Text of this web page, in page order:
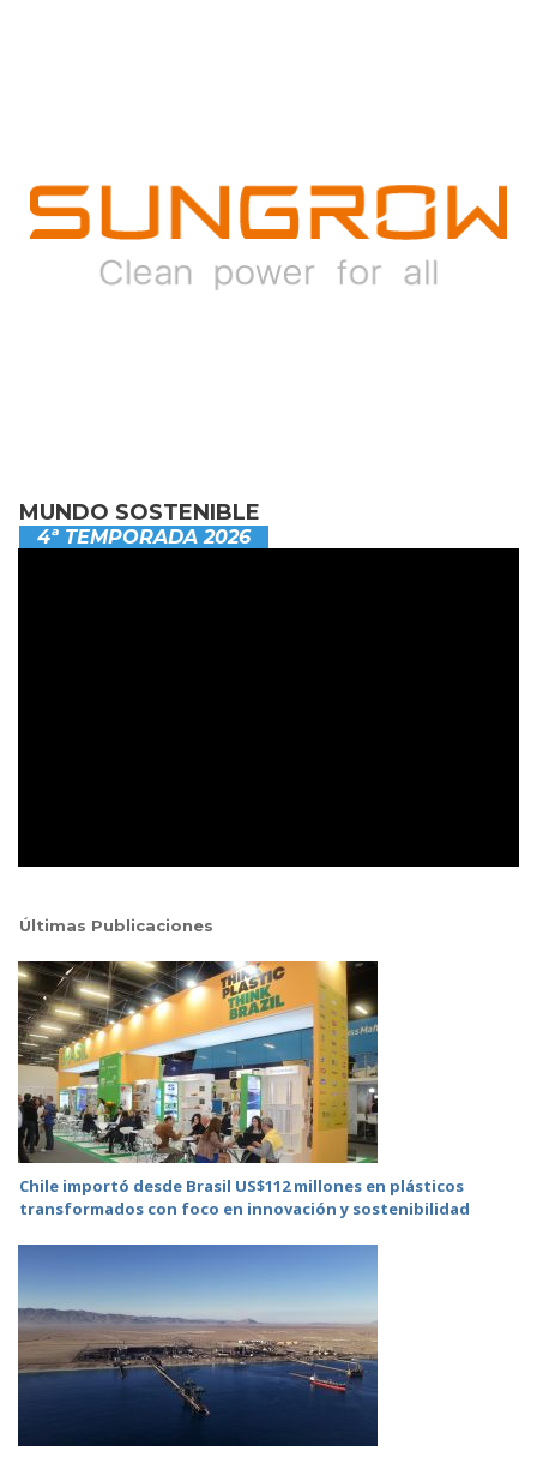
MUNDO SOSTENIBLE
4ª TEMPORADA 2026
Últimas Publicaciones
Chile importó desde Brasil US$112 millones en plásticos
transformados con foco en innovación y sostenibilidad